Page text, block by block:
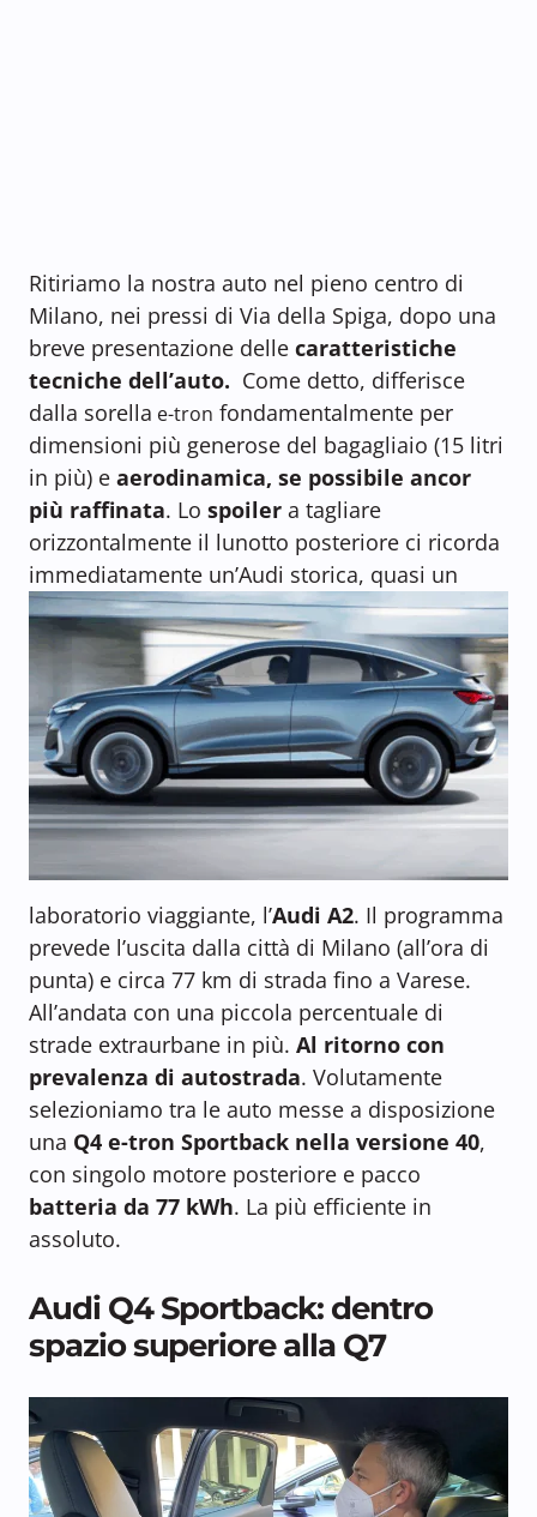
Ritiriamo la nostra auto nel pieno centro di
Milano, nei pressi di Via della Spiga, dopo una
breve presentazione delle caratteristiche
tecniche dell’auto. Come detto, differisce
dalla sorella e-tron fondamentalmente per
dimensioni più generose del bagagliaio (15 litri
in più) e aerodinamica, se possibile ancor
più raffinata. Lo spoiler a tagliare
orizzontalmente il lunotto posteriore ci ricorda
immediatamente un’Audi storica, quasi un
laboratorio viaggiante, l’Audi A2. Il programma
prevede l’uscita dalla città di Milano (all’ora di
punta) e circa 77 km di strada fino a Varese.
All’andata con una piccola percentuale di
strade extraurbane in più. Al ritorno con
prevalenza di autostrada. Volutamente
selezioniamo tra le auto messe a disposizione
una Q4 e-tron Sportback nella versione 40,
con singolo motore posteriore e pacco
batteria da 77 kWh. La più efficiente in
assoluto.
Audi Q4 Sportback: dentro
spazio superiore alla Q7